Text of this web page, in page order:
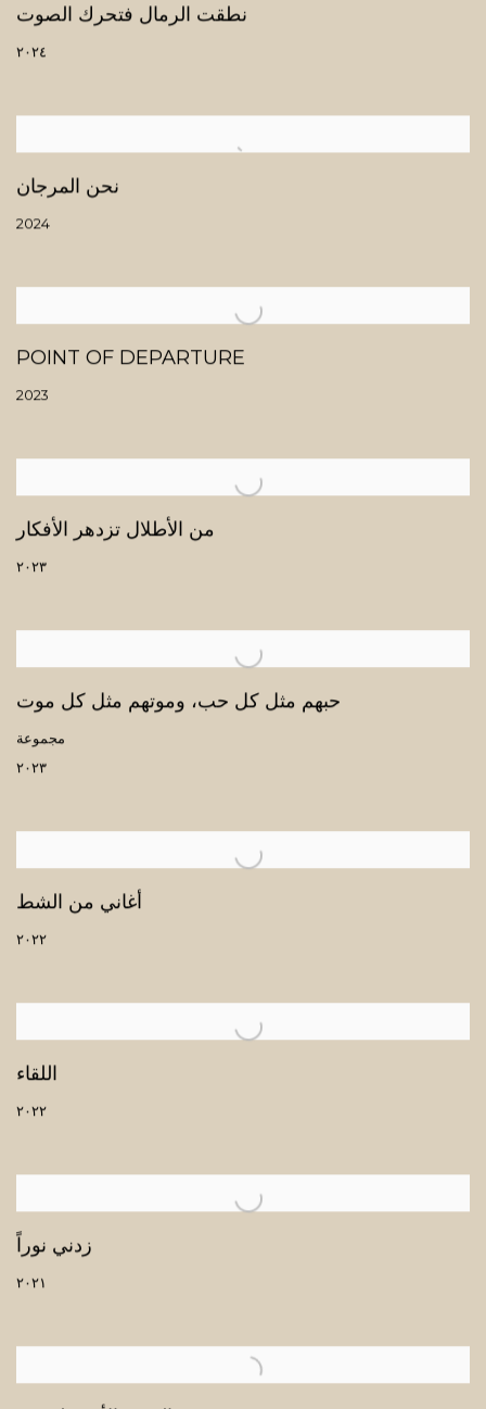
نطقت الرمال فتحرك الصوت
٢٠٢٤
نحن المرجان
2024
POINT OF DEPARTURE
2023
من الأطلال تزدهر الأفكار
٢٠٢٣
حبهم مثل كل حب، وموتهم مثل كل موت
مجموعة
٢٠٢٣
أغاني من الشط
٢٠٢٢
اللقاء
٢٠٢٢
زدني نوراً
٢٠٢١